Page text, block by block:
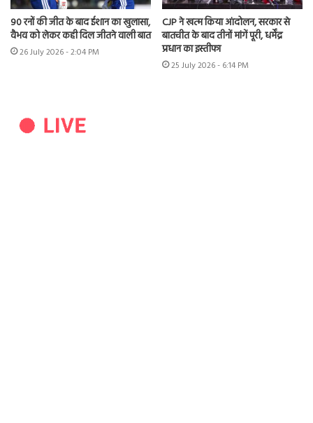
90 रनों की जीत के बाद ईशान का खुलासा,
वैभव को लेकर कही दिल जीतने वाली बात
26 July 2026 - 2:04 PM
CJP ने खत्म किया आंदोलन, सरकार से
बातचीत के बाद तीनों मांगें पूरी, धर्मेंद्र
प्रधान का इस्तीफा
25 July 2026 - 6:14 PM